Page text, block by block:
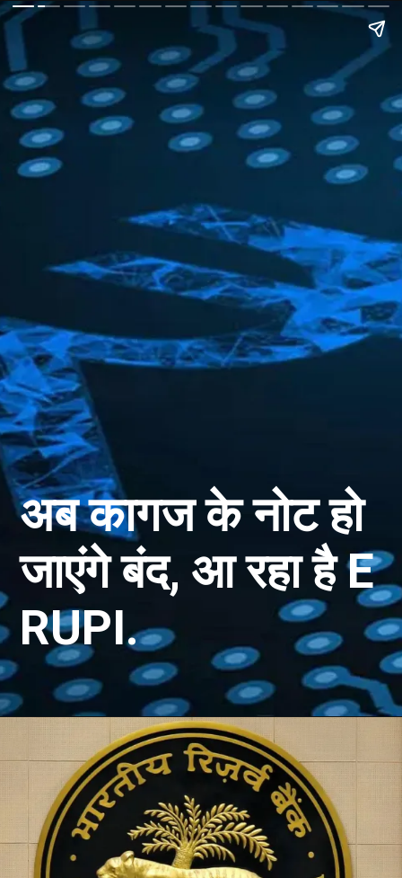
अब कागज के नोट हो
जाएंगे बंद, आ रहा है E
RUPI.